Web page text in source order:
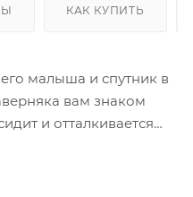
КАК КУПИТЬ
малыша и спутник в
вам знаком
и отталкивается